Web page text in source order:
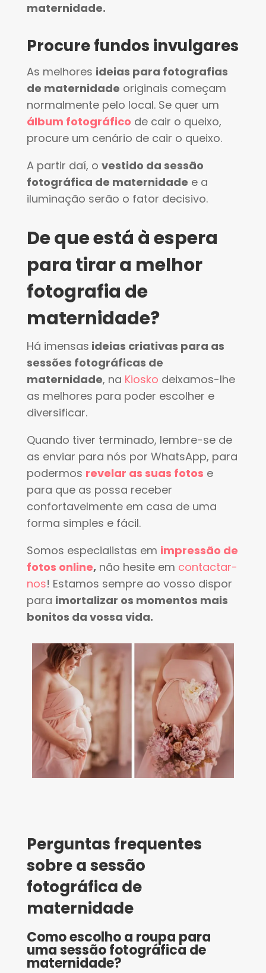
maternidade.
Procure fundos invulgares
As melhores ideias para fotografias
de maternidade originais começam
normalmente pelo local. Se quer um
álbum fotográfico de cair o queixo,
procure um cenário de cair o queixo.
A partir daí, o vestido da sessão
fotográfica de maternidade e a
iluminação serão o fator decisivo.
De que está à espera
para tirar a melhor
fotografia de
maternidade?
Há imensas ideias criativas para as
sessões fotográficas de
maternidade, na Kiosko deixamos-lhe
as melhores para poder escolher e
diversificar.
Quando tiver terminado, lembre-se de
as enviar para nós por WhatsApp, para
podermos revelar as suas fotos e
para que as possa receber
confortavelmente em casa de uma
forma simples e fácil.
Somos especialistas em impressão de
fotos online,não hesite em contactar-
nos! Estamos sempre ao vosso dispor
para imortalizar os momentos mais
bonitos da vossa vida.
Perguntas frequentes
sobre a sessão
fotográfica de
maternidade
Como escolho a roupa para
uma sessão fotográfica de
maternidade?